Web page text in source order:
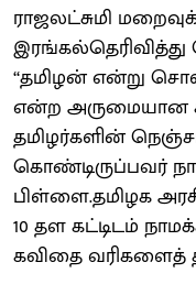
ராஜலட்சுமி
‘‘தமிழன் என்று
என்ற அருமையான
தமிழர்களின்
கொண்டிருப்பவர்
பிள்ளை.தமிழக
10 தள கட்டிடம்
கவிதை வரிகளைத்